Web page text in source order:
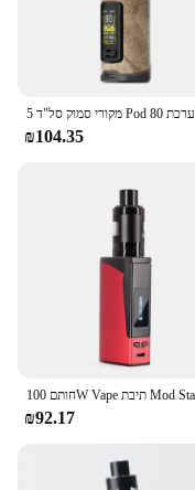
₪104.35
₪92.17